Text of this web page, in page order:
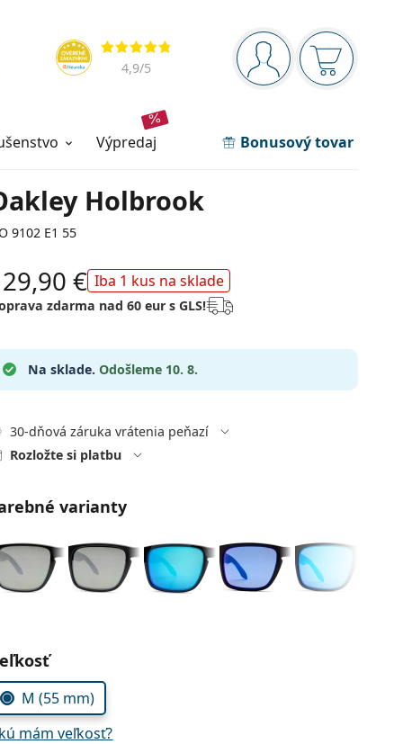
Navigačný panel
ste prihláseníNákupný
Hodnotenia
4,9/5
výpredaj Bonusový tovar
Holbrook
9102 E1 55
€ Iba 1 kus na sklade
zdarma nad 60 eur s GLS!
Na sklade. Odošleme 10. 8.
30-dňová záruka vrátenia peňazí
Rozložte si platbu
varianty
parametre
M (55 mm)
mám veľkosť?